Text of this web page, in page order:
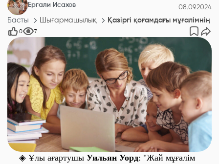
Ергали Исахов 08.09.2024
Басты Шығармашылық Қазіргі қоғамдағы мұғалімнің
0 7
◈ Ұлы ағартушы Уильян Уорд: "Жай мұғалім